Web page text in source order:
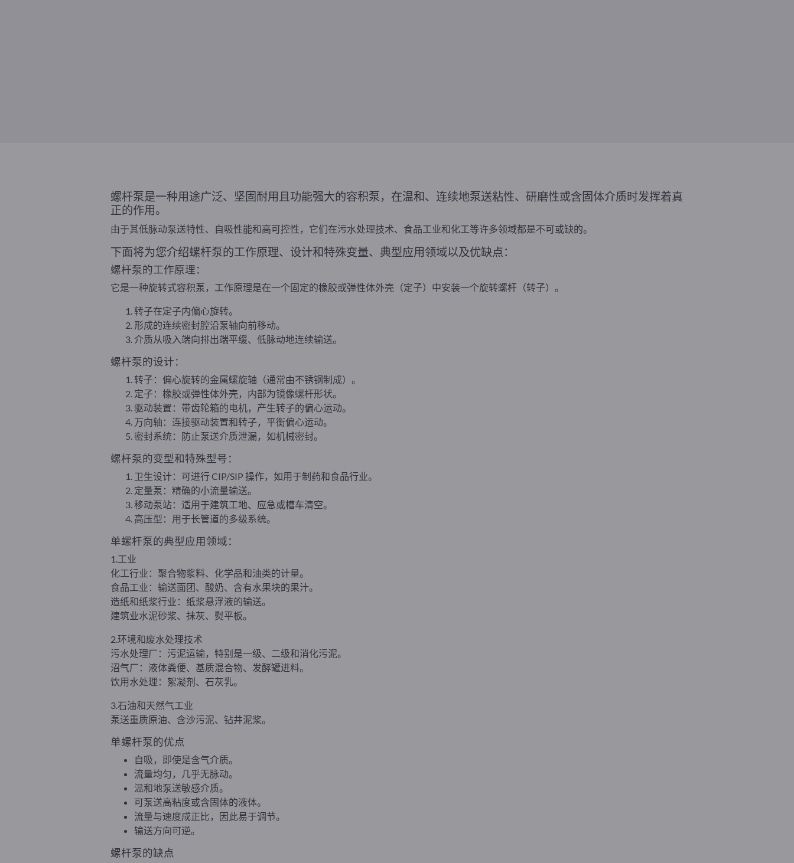
螺杆泵是一种用途广泛、坚固耐用且功能强大的容积泵，在温和、连续地泵送粘性、研磨性或含固体介质时发挥着真
正的作用。
由于其低脉动泵送特性、自吸性能和高可控性，它们在污水处理技术、食品工业和化工等许多领域都是不可或缺的。
下面将为您介绍螺杆泵的工作原理、设计和特殊变量、典型应用领域以及优缺点：
螺杆泵的工作原理：
它是一种旋转式容积泵，工作原理是在一个固定的橡胶或弹性体外壳（定子）中安装一个旋转螺杆（转子）。
转子在定子内偏心旋转。
形成的连续密封腔沿泵轴向前移动。
介质从吸入端向排出端平缓、低脉动地连续输送。
螺杆泵的设计：
转子：偏心旋转的金属螺旋轴（通常由不锈钢制成）。
定子：橡胶或弹性体外壳，内部为镜像螺杆形状。
驱动装置：带齿轮箱的电机，产生转子的偏心运动。
万向轴：连接驱动装置和转子，平衡偏心运动。
密封系统：防止泵送介质泄漏，如机械密封。
螺杆泵的变型和特殊型号：
卫生设计：可进行 CIP/SIP 操作，如用于制药和食品行业。
定量泵：精确的小流量输送。
移动泵站：适用于建筑工地、应急或槽车清空。
高压型：用于长管道的多级系统。
单螺杆泵的典型应用领域：
1.工业
化工行业：聚合物浆料、化学品和油类的计量。
食品工业：输送面团、酸奶、含有水果块的果汁。
造纸和纸浆行业：纸浆悬浮液的输送。
建筑业水泥砂浆、抹灰、熨平板。
2.环境和废水处理技术
污水处理厂：污泥运输，特别是一级、二级和消化污泥。
沼气厂：液体粪便、基质混合物、发酵罐进料。
饮用水处理：絮凝剂、石灰乳。
3.石油和天然气工业
泵送重质原油、含沙污泥、钻井泥浆。
单螺杆泵的优点
自吸，即使是含气介质。
流量均匀，几乎无脉动。
温和地泵送敏感介质。
可泵送高粘度或含固体的液体。
流量与速度成正比，因此易于调节。
输送方向可逆。
螺杆泵的缺点